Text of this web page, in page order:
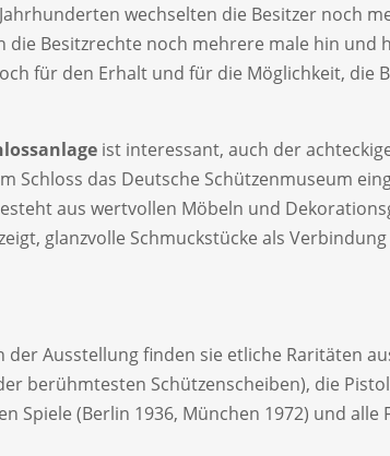
wechselten die Besitzer noch
Besitzrechte noch mehrere male hin und
für den Erhalt und für die Möglichkeit, die
ist interessant, auch der
Schloss das Deutsche Schützenmuseum
aus wertvollen Möbeln und
glanzvolle Schmuckstücke als
Ausstellung finden sie etliche Raritäten
berühmtesten Schützenscheiben), die
Spiele (Berlin 1936, München 1972) und